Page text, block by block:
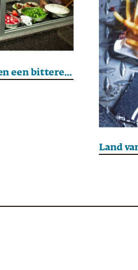
Twee broers, één recept en een bittere breuk
Land